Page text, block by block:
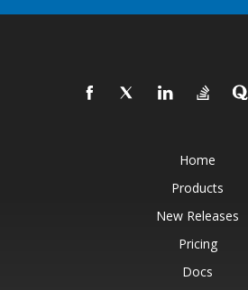
Home
Products
New Releases
Pricing
Docs